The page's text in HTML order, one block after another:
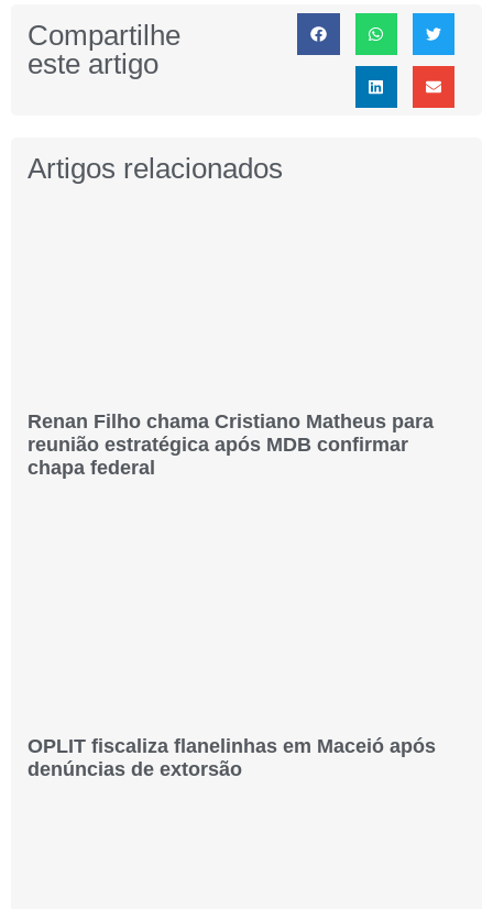
Compartilhe
este artigo
Artigos relacionados
Renan Filho chama Cristiano Matheus para
reunião estratégica após MDB confirmar
chapa federal
OPLIT fiscaliza flanelinhas em Maceió após
denúncias de extorsão